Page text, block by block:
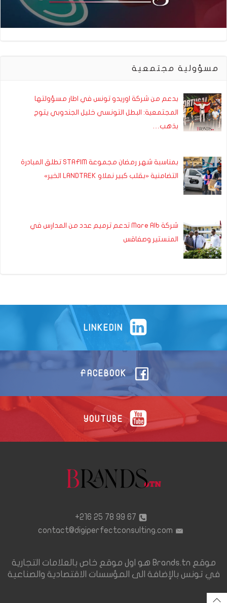
مسؤولية مجتمعية
بدعم من شركة اوريدو تونس في اطار مسؤولتها
المجتمعية: البطل التونسي خليل الجندوبي يتوج
بذهب…
بمناسبة شهر رمضان مجموعة STAFIM تطلق المبادرة
التضامنية «بقلب كبير نملاو LANDTREK الخير»
شركة Mare Alb تدعم ترميم عدد من المدارس في
المنستير وصفاقس
LINKEDIN
FACEBOOK
YOUTUBE
67 99 78 25 216+
contact@digiperfectconsulting.com
موقع Brands.tn هو اول موقع خاص بالعلامات التجارية
في تونس بالإضافة الى المؤسسات الاقتصادية والصناعية